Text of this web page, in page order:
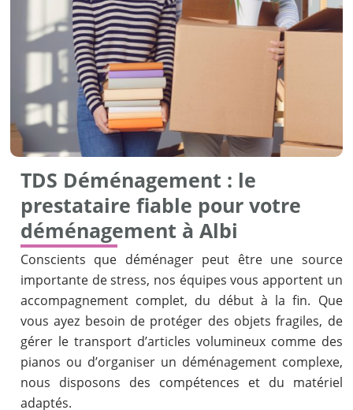
TDS Déménagement : le
prestataire fiable pour votre
déménagement à Albi
Conscients que déménager peut être une source
importante de stress, nos équipes vous apportent un
accompagnement complet, du début à la fin. Que
vous ayez besoin de protéger des objets fragiles, de
gérer le transport d’articles volumineux comme des
pianos ou d’organiser un déménagement complexe,
nous disposons des compétences et du matériel
adaptés.